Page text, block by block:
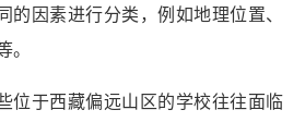
的因素进行分类，例如地理位置、
位于西藏偏远山区的学校往往面临